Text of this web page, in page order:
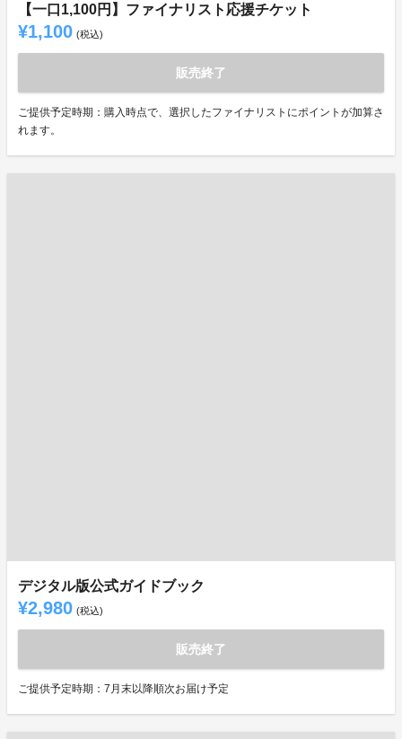
【一口1,100円】ファイナリスト応援チケット
¥1,100 (税込)
販売終了
ご提供予定時期：購入時点で、選択したファイナリストにポイントが加算さ
れます。
デジタル版公式ガイドブック
¥2,980 (税込)
販売終了
ご提供予定時期：7月末以降順次お届け予定